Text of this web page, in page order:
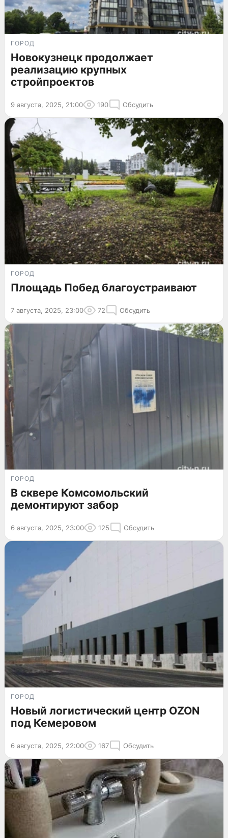
ГОРОД
Новокузнецк продолжает
реализацию крупных
стройпроектов
9 августа, 2025, 21:00 190 Обсудить
ГОРОД
Площадь Побед благоустраивают
7 августа, 2025, 23:00 72 Обсудить
ГОРОД
В сквере Комсомольский
демонтируют забор
6 августа, 2025, 23:00 125 Обсудить
ГОРОД
Новый логистический центр OZON
под Кемеровом
6 августа, 2025, 22:00 167 Обсудить